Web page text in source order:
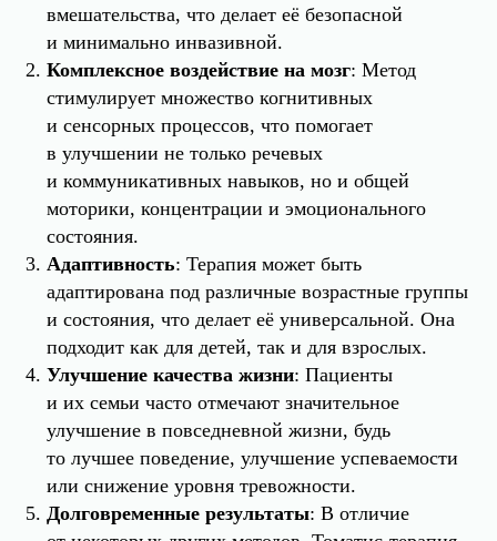
вмешательства, что делает её безопасной
и минимально инвазивной.
Комплексное воздействие на мозг: Метод
стимулирует множество когнитивных
и сенсорных процессов, что помогает
в улучшении не только речевых
и коммуникативных навыков, но и общей
моторики, концентрации и эмоционального
состояния.
Адаптивность: Терапия может быть
адаптирована под различные возрастные группы
и состояния, что делает её универсальной. Она
подходит как для детей, так и для взрослых.
Улучшение качества жизни: Пациенты
и их семьи часто отмечают значительное
улучшение в повседневной жизни, будь
то лучшее поведение, улучшение успеваемости
или снижение уровня тревожности.
Долговременные результаты: В отличие